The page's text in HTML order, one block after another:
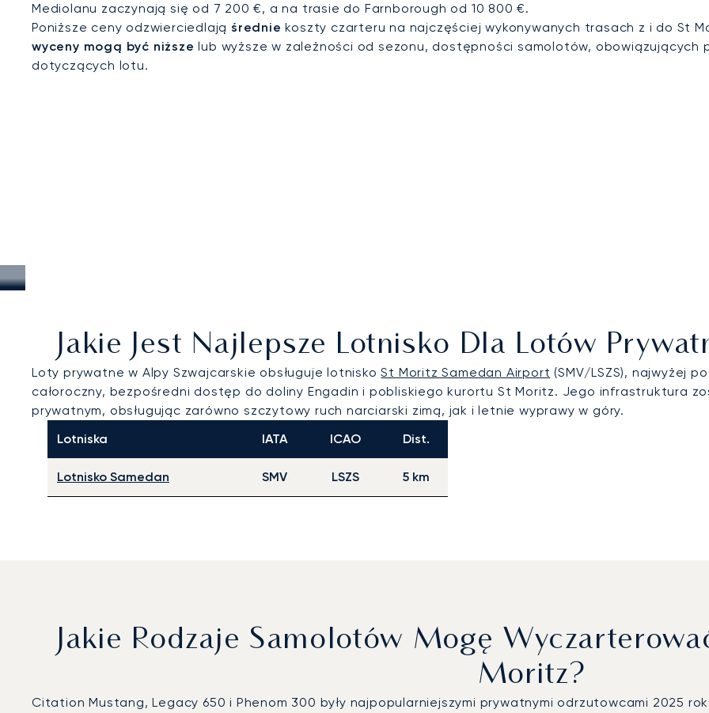
Mediolanu zaczynają się od 7 200 €, a na trasie do Farnborough od 10 800 €.
Poniższe ceny odzwierciedlają średnie koszty czarteru na najczęściej wykonywanych trasach z i do St
wyceny mogą być niższe lub wyższe w zależności od sezonu, dostępności samolotów, obowiązujących
dotyczących lotu.
Jakie Jest Najlepsze Lotnisko Dla Lotów
Loty prywatne w Alpy Szwajcarskie obsługuje lotniskoSt Moritz Samedan Airport (SMV/LSZS), najwyżej
całoroczny, bezpośredni dostęp do doliny Engadin i pobliskiego kurortu St Moritz. Jego infrastruktura
prywatnym, obsługując zarówno szczytowy ruch narciarski zimą, jak i letnie wyprawy w góry.
Lotniska
IATA ICAO Dist.
Lotnisko Samedan SMV LSZS 5 km
Jakie Rodzaje Samolotów Mogę
Moritz?
Citation Mustang, Legacy 650 i Phenom 300 były najpopularniejszymi prywatnymi odrzutowcami 2025